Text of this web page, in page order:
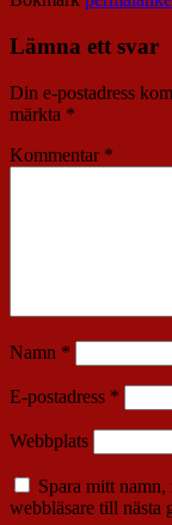
Lämna ett svar
Din e-postadress
märkta *
Kommentar *
Namn *
E-postadress *
Webbplats
Spara mitt
webbläsare till nästa